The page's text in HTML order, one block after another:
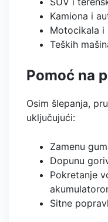
Kamiona i
Motocikala i
Teških
Pomoć na
Osim šlepanja,
uključujući:
Zamenu
Dopunu
Pokretanje
Sitne